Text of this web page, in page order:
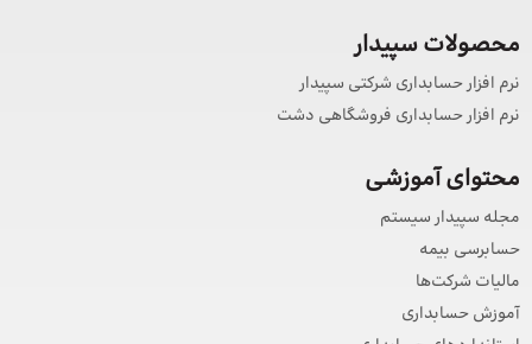
محصولات سپیدار
نرم افزار حسابداری شرکتی سپیدار
نرم افزار حسابداری فروشگاهی دشت
محتوای آموزشی
مجله سپیدار سیستم
حسابرسی بیمه
مالیات شرکت‌ها
آموزش حسابداری